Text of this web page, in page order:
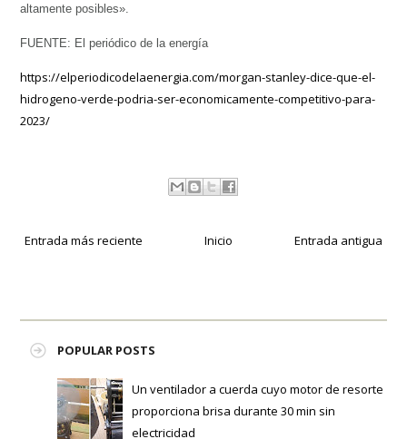
altamente posibles».
FUENTE: El periódico de la energía
https://elperiodicodelaenergia.com/morgan-stanley-dice-que-el-
hidrogeno-verde-podria-ser-economicamente-competitivo-para-
2023/
Entrada más reciente Entrada antigua
Inicio
POPULAR POSTS
Un ventilador a cuerda cuyo motor de resorte
proporciona brisa durante 30 min sin
electricidad